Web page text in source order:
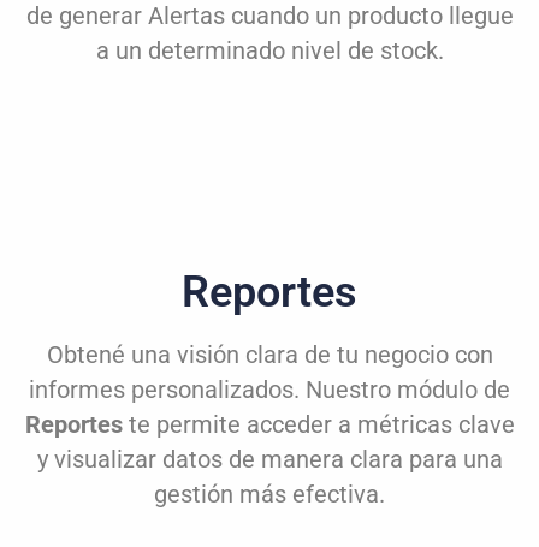
de generar Alertas cuando un producto llegue
a un determinado nivel de stock.
Reportes
Obtené una visión clara de tu negocio con
informes personalizados. Nuestro módulo de
Reporteste permite acceder a métricas clave
y visualizar datos de manera clara para una
gestión más efectiva.